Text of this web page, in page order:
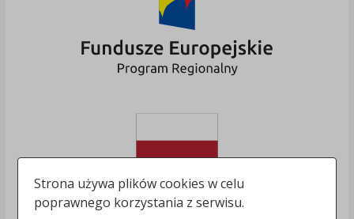
Strona używa plików cookies w celu
poprawnego korzystania z serwisu.